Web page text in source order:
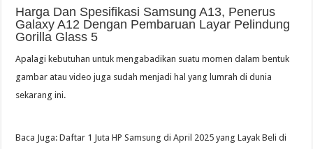
Harga Dan Spesifikasi Samsung A13, Penerus
Galaxy A12 Dengan Pembaruan Layar Pelindung
Gorilla Glass 5
Apalagi kebutuhan untuk mengabadikan suatu momen dalam bentuk
gambar atau video juga sudah menjadi hal yang lumrah di dunia
sekarang ini.
Baca Juga: Daftar 1 Juta HP Samsung di April 2025 yang Layak Beli di